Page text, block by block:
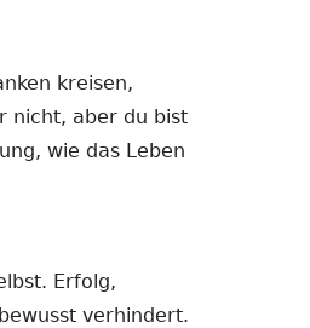
kreisen,
nicht, aber du bist
wie das Leben
Erfolg,
verhindert.